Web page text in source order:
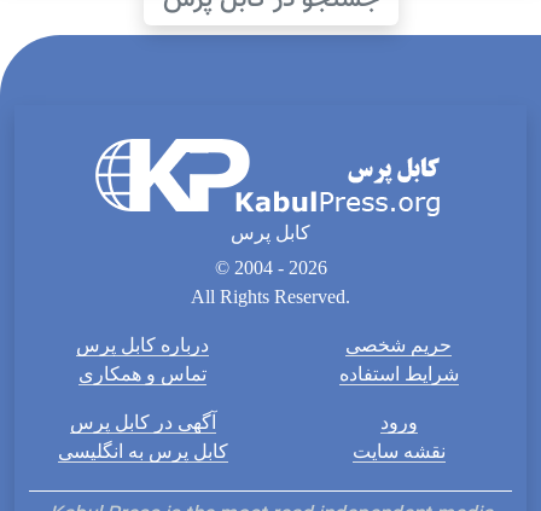
کابل پرس
© 2004 - 2026
All Rights Reserved.
درباره کابل پرس
تماس و همکاری
حریم شخصی
شرایط استفاده
آگهی در کابل پرس
کابل پرس به انگلیسی
ورود
نقشه سایت